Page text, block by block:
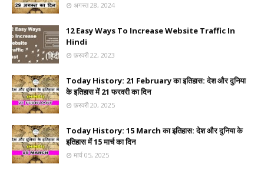
अगस्त 28, 2024
12 Easy Ways To Increase Website Traffic In
Hindi
फ़रवरी 22, 2023
Today History: 21 February का इतिहास: देश और दुनिया
के इतिहास में 21 फरवरी का दिन
फ़रवरी 20, 2025
Today History: 15 March का इतिहास: देश और दुनिया के
इतिहास में 15 मार्च का दिन
मार्च 05, 2025